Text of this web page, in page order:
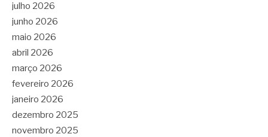
julho 2026
junho 2026
maio 2026
abril 2026
março 2026
fevereiro 2026
janeiro 2026
dezembro 2025
novembro 2025